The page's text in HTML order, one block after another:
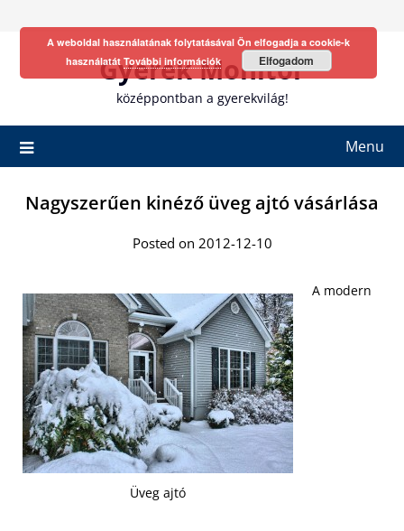
Gyerek Monitor
középpontban a gyerekvilág!
Menu
Nagyszerűen kinéző üveg ajtó vásárlása
Posted on 2012-12-10
Üveg ajtó
A modern
A weboldal használatának folytatásával Ön elfogadja a cookie-k
használatát További információk Elfogadom